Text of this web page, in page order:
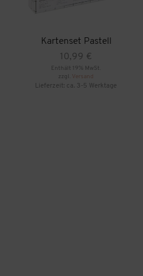
Kartenset Pastell
10,99 €
Enthält 19% MwSt.
zzgl. Versand
Lieferzeit: ca. 3-5 Werktage